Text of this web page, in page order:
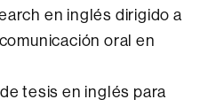
en inglés dirigido a
oral en
tesis en inglés para